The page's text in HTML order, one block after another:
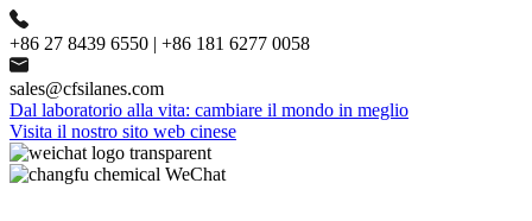
+86 27 8439 6550 | +86 181 6277 0058
sales@cfsilanes.com
Dal laboratorio alla vita: cambiare il mondo in meglio
Visita il nostro sito web cinese